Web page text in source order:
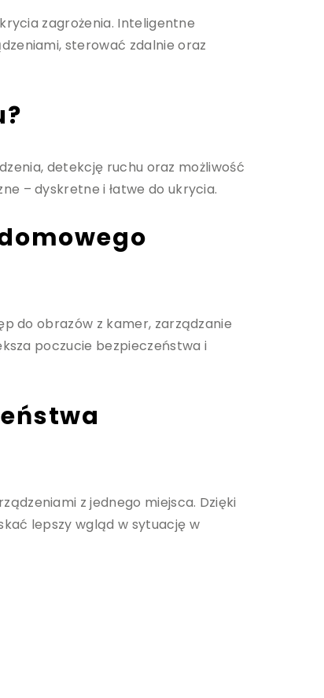
zagrożenia. Inteligentne
sterować zdalnie oraz
detekcję ruchu oraz możliwość
– dyskretne i łatwe do ukrycia.
do obrazów z kamer, zarządzanie
poczucie bezpieczeństwa i
z jednego miejsca. Dzięki
lepszy wgląd w sytuację w